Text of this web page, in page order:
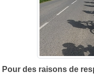
Pour des raisons de